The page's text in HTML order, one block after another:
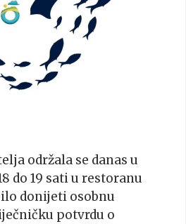
održala se danas u
do 19 sati u restoranu
donijeti osobnu
potvrdu o